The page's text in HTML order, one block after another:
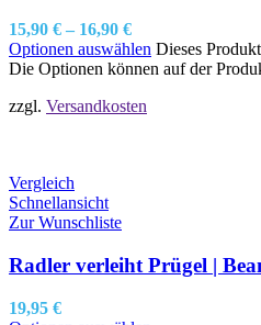
15,90 € – 16,90 €
Optionen auswählen Dieses
Die Optionen können auf der
zzgl. Versandkosten
Vergleich
Schnellansicht
Zur Wunschliste
Radler verleiht Prügel |
19,95 €